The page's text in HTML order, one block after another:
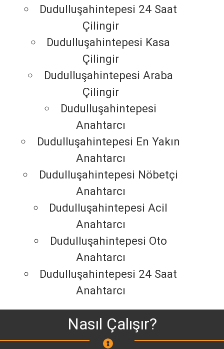
Dudulluşahintepesi 24 Saat
Çilingir
Dudulluşahintepesi Kasa
Çilingir
Dudulluşahintepesi Araba
Çilingir
Dudulluşahintepesi
Anahtarcı
Dudulluşahintepesi En Yakın
Anahtarcı
Dudulluşahintepesi Nöbetçi
Anahtarcı
Dudulluşahintepesi Acil
Anahtarcı
Dudulluşahintepesi Oto
Anahtarcı
Dudulluşahintepesi 24 Saat
Anahtarcı
Nasıl Çalışır?